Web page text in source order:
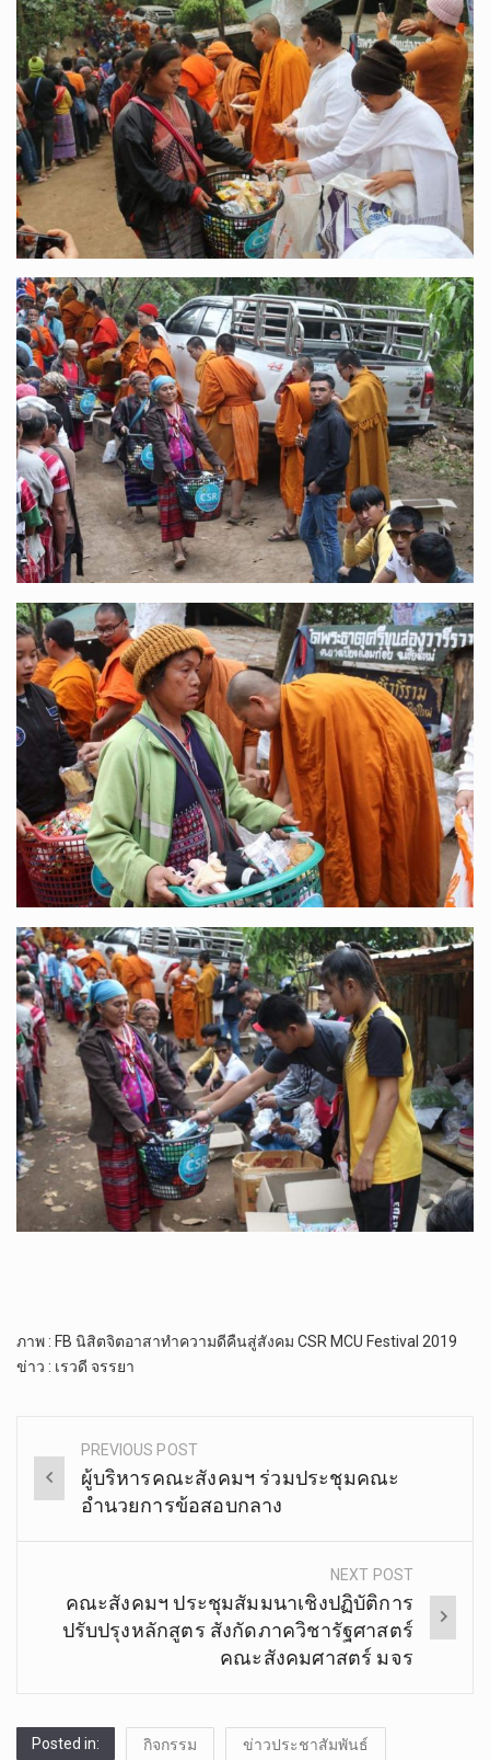
ภาพ​ : FB​ นิสิตจิตอาสาทำความดีคืนสู่สังคม​ CSR MCU​ Festival 2019
ข่าว​ : เรวดี​ จรรยา
Post
navigation
PREVIOUS POST
ผู้บริหารคณะสังคมฯ ร่วมประชุม​คณะ
อำนวยการ​ข้อสอบ​กลาง
NEXT POST
คณะสังคมฯ ประชุมสัมมนาเชิงปฏิบัติการ
ปรับปรุงหลักสูตร สังกัดภาควิชารัฐศาสตร์
คณะสังคมศาสตร์ มจร
Posted in: กิจกรรม ข่าวประชาสัมพันธ์